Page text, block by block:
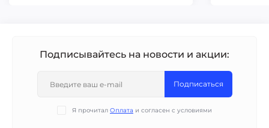
Подписывайтесь на новости и акции:
Подписаться
Я прочитал Оплата и согласен с условиями